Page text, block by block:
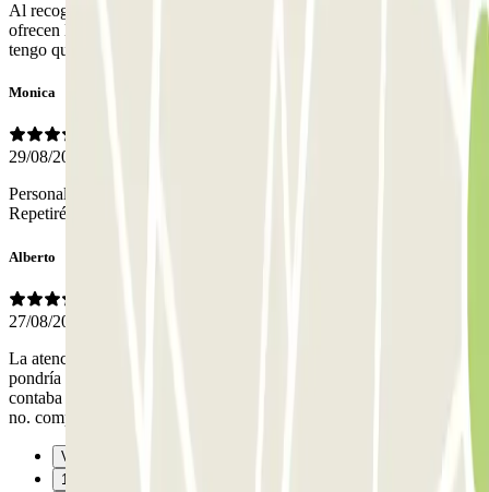
Al recogerme el coche muy puntuales encantada del servicio que te
ofrecen la compañía lo recomiendo 100%100 yo sin duda cuando
tengo que dejar el coche será la misma compañía
Monica
29/08/2024
Personal muy pendiente y comunicación con ellos excelente.
Repetiré.
Alberto
27/08/2024
La atención, la rapidez y la amabilidad del personal es lo que
pondría en valor. Me dieron el coche lavado, que era algo que no
contaba con ello. Por mejorar, decir que cuando me dieron el coche
no. comprobaron mi identidad.
Vorige
1